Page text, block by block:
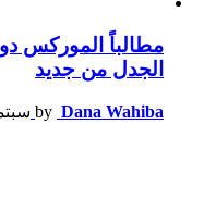
مطالباً الموركس
الجدل من جديد
by Dana Wahiba سبتمبر 14,